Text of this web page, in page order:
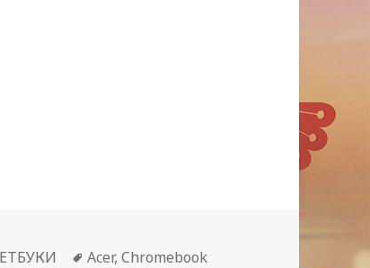
Метки
Acer,Chromebook